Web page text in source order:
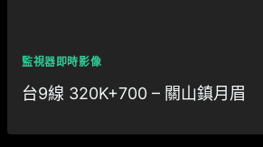
監視器即時影像
台9線 320K+700 – 關山鎮月眉